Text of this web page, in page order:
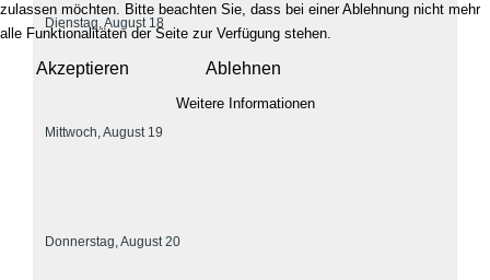
Dienstag,August18
Mittwoch,August19
Donnerstag,August20
zulassen möchten. Bitte beachten Sie, dass bei einer Ablehnung nicht mehr
alle Funktionalitäten der Seite zur Verfügung stehen.
Akzeptieren Ablehnen
Weitere Informationen